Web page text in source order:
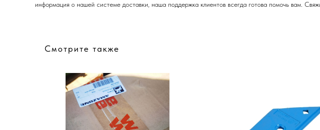
информация о нашей системе доставки, наша поддержка клиентов всегда готова помочь вам.
Смотрите также